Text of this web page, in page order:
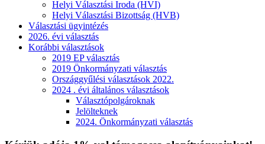
Helyi Választási Iroda (HVI)
Helyi Választási Bizottság (HVB)
Választási ügyintézés
2026. évi választás
Korábbi választások
2019 EP választás
2019 Önkormányzati választás
Országgyűlési választások 2022.
2024 . évi általános választások
Választópolgároknak
Jelölteknek
2024. Önkormányzati választás